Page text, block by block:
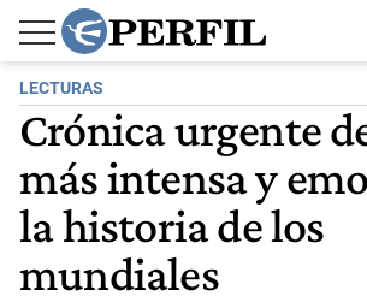
LECTURAS
Crónica urgente
más intensa y
la historia de los
mundiales